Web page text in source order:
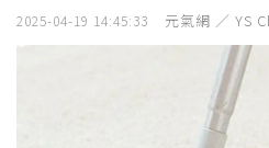
2025-04-19 14:45:33 元氣網 ／ YS